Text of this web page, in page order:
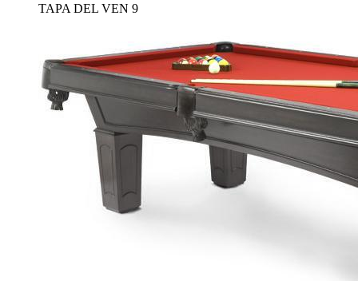
TAPA DEL VEN 9